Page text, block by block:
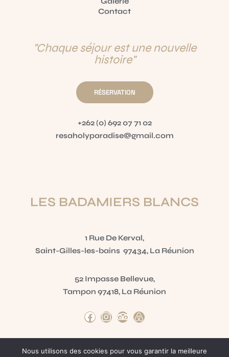
Contact
"Chaque séjour est une nouvelle
histoire"
+262 (0) 692 07 71 02
resaholyparadise@gmail.com
RÉSERVATION
LES BADAMIERS BLANCS
1 Rue De Kerval,
Saint-Gilles-les-bains 97434, La Réunion
52 Impasse Bellevue,
Tampon 97418, La Réunion
INFO@POLOHOSTEL.COM
Nous utilisons des cookies pour vous garantir la meilleure